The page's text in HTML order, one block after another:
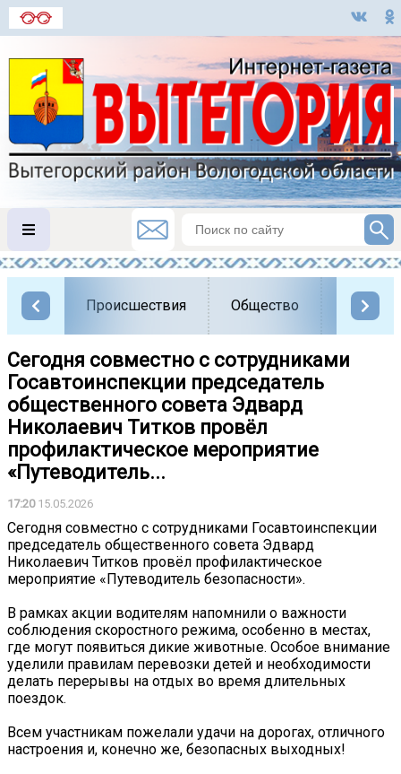
Происшествия Общество Власть
Сегодня совместно с сотрудниками
Госавтоинспекции председатель
общественного совета Эдвард
Николаевич Титков провёл
профилактическое мероприятие
«Путеводитель...
17:2015.05.2026
Сегодня совместно с сотрудниками Госавтоинспекции
председатель общественного совета Эдвард
Николаевич Титков провёл профилактическое
мероприятие «Путеводитель безопасности».
В рамках акции водителям напомнили о важности
соблюдения скоростного режима, особенно в местах,
где могут появиться дикие животные. Особое внимание
уделили правилам перевозки детей и необходимости
делать перерывы на отдых во время длительных
поездок.
Всем участникам пожелали удачи на дорогах, отличного
настроения и, конечно же, безопасных выходных!